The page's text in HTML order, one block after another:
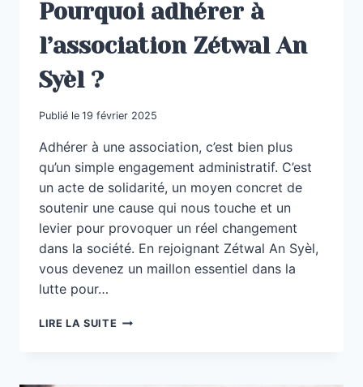
Pourquoi adhérer à
l’association Zétwal An
Syèl ?
Publié le 19 février 2025
Adhérer à une association, c’est bien plus
qu’un simple engagement administratif. C’est
un acte de solidarité, un moyen concret de
soutenir une cause qui nous touche et un
levier pour provoquer un réel changement
dans la société. En rejoignant Zétwal An Syèl,
vous devenez un maillon essentiel dans la
lutte pour…
LIRE LA SUITE POURQUOI